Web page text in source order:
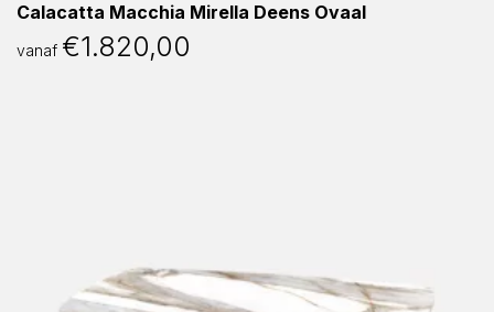
Calacatta Macchia Mirella Deens Ovaal
vanaf €1.820,00